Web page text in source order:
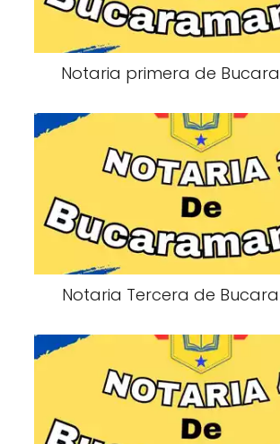
Notaria primera de
Notaria Tercera de